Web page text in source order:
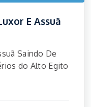
E Assuã
Saindo De
do Alto Egito